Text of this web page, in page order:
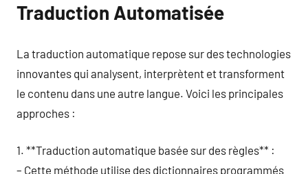
Traduction Automatisée
La traduction automatique repose sur des technologies
innovantes qui analysent, interprètent et transforment
le contenu dans une autre langue. Voici les principales
approches :
1. **Traduction automatique basée sur des règles** :
– Cette méthode utilise des dictionnaires programmés